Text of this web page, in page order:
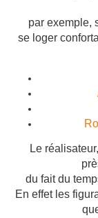
par exemple,
se loger
Le
du fait du
En effet les